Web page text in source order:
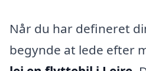
Når du har defineret
begynde at lede efter